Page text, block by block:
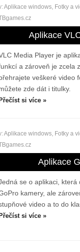
Aplikace windows, Fotky a
Aplikace
Media Player je
a zároveň je zcela
veškeré video
zde dát i titulky.
Přečíst si více »
Aplikace windows, Fotky a
Aplikace
se o aplikaci,
kamery, ale
video a to do
Přečíst si více »